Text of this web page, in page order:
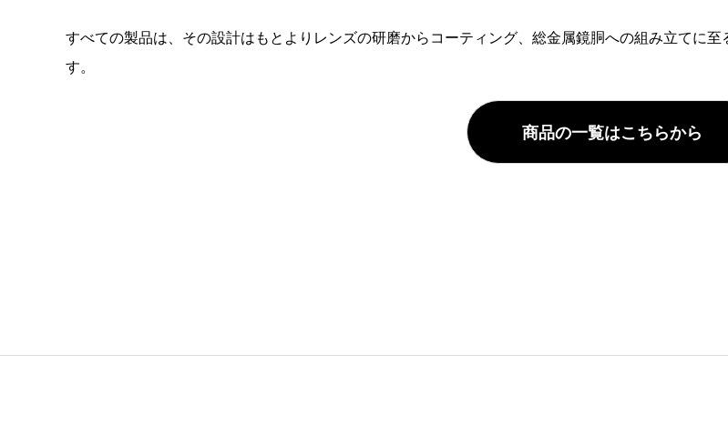
すべての製品は、その設計はもとよりレンズの研磨からコーティング、総金属鏡胴への組み立てに
す。
商品の一覧はこちらから